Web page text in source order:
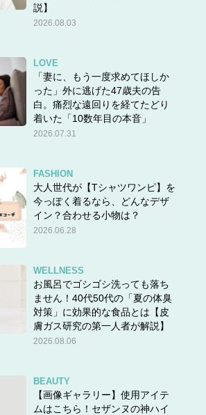
説】
2026.08.03
LOVE
「妻に、もう一度求めてほしか
った」外に逃げた47歳夫の告
白。痛烈な遠回りを経てたどり
着いた「10数年目の本音」
2026.07.31
FASHION
大人世代が【Tシャツワンピ】を
今っぽく着るなら、どんなデザ
イン？合わせる小物は？
2026.06.28
WELLNESS
お風呂でゴシゴシ洗っても落ち
ません！40代50代の「夏の体臭
対策」に効果的な食品とは【皮
膚ガス研究の第一人者が解説】
2026.08.06
BEAUTY
【画像ギャラリー】使用アイテ
ムはこちら！セザンヌの神ハイ